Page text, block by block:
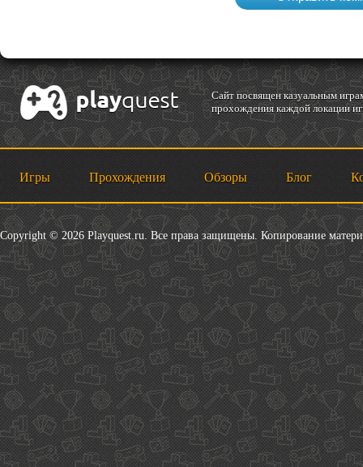
Cайт посвящен казуальным
прохождения каждой локации
Игры Прохождения Обзоры Блог
Copyright © 2026 Playquest.ru. Все права защищены. Копирование